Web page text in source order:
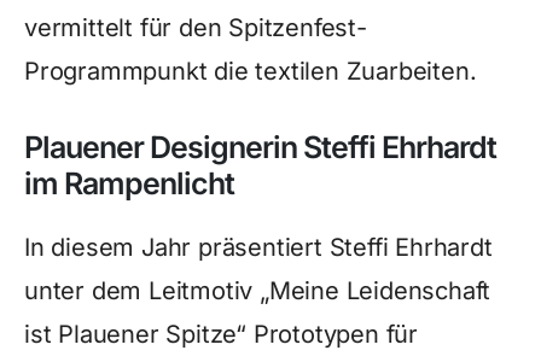
vermittelt für den Spitzenfest-
Programmpunkt die textilen Zuarbeiten.
Plauener Designerin Steffi Ehrhardt
im Rampenlicht
In diesem Jahr präsentiert Steffi Ehrhardt
unter dem Leitmotiv „Meine Leidenschaft
ist Plauener Spitze“ Prototypen für